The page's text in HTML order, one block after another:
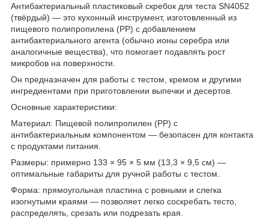
Антибактериальный пластиковый скребок для теста SN4052
(твёрдый) — это кухонный инструмент, изготовленный из
пищевого полипропилена (PP) с добавлением
антибактериального агента (обычно ионы серебра или
аналогичные вещества), что помогает подавлять рост
микробов на поверхности.
Он предназначен для работы с тестом, кремом и другими
ингредиентами при приготовлении выпечки и десертов.
Основные характеристики:
Материал: Пищевой полипропилен (PP) с
антибактериальным компонентом — безопасен для контакта
с продуктами питания.
Размеры: примерно 133 × 95 × 5 мм (13,3 × 9,5 см) —
оптимальные габариты для ручной работы с тестом.
Форма: прямоугольная пластина с ровными и слегка
изогнутыми краями — позволяет легко соскребать тесто,
распределять, срезать или подрезать края.